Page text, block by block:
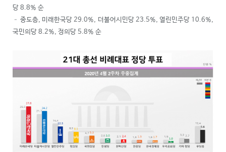
당 8.8% 순
– 중도층, 미래한국당 29.0%, 더불어시민당 23.5%, 열린민주당 10.6%,
국민의당 8.2%, 정의당 5.8% 순